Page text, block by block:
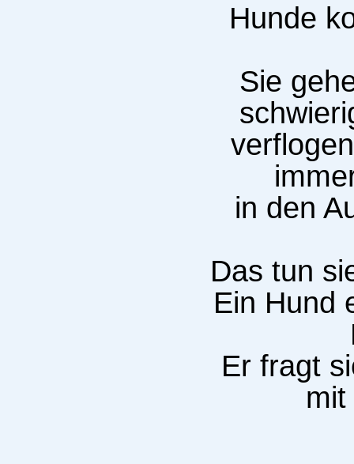
Hunde
Sie
in den
Das tun
Ein Hund
Er fragt